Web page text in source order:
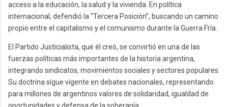
acceso a la educación, la salud y la vivienda. En política
internacional, defendió la “Tercera Posición”, buscando un camino
propio entre el capitalismo y el comunismo durante la Guerra Fría.
El Partido Justicialista, que él creó, se convirtió en una de las
fuerzas políticas más importantes de la historia argentina,
integrando sindicatos, movimientos sociales y sectores populares.
Su doctrina sigue vigente en debates nacionales, representando
para millones de argentinos valores de solidaridad, igualdad de